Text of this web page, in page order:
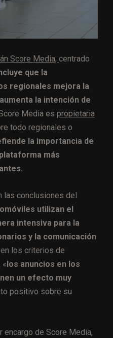
Score Media, centrado
que la
regionales mejora la
la intención de
Media es propietaria
todo regionales o
la importancia de
más
las conclusiones del
utilizan el
intensiva para la
y la comunicación
en los criterios de
«los anuncios en los
un efecto muy
positivo sobre su
encargo de Score Media,